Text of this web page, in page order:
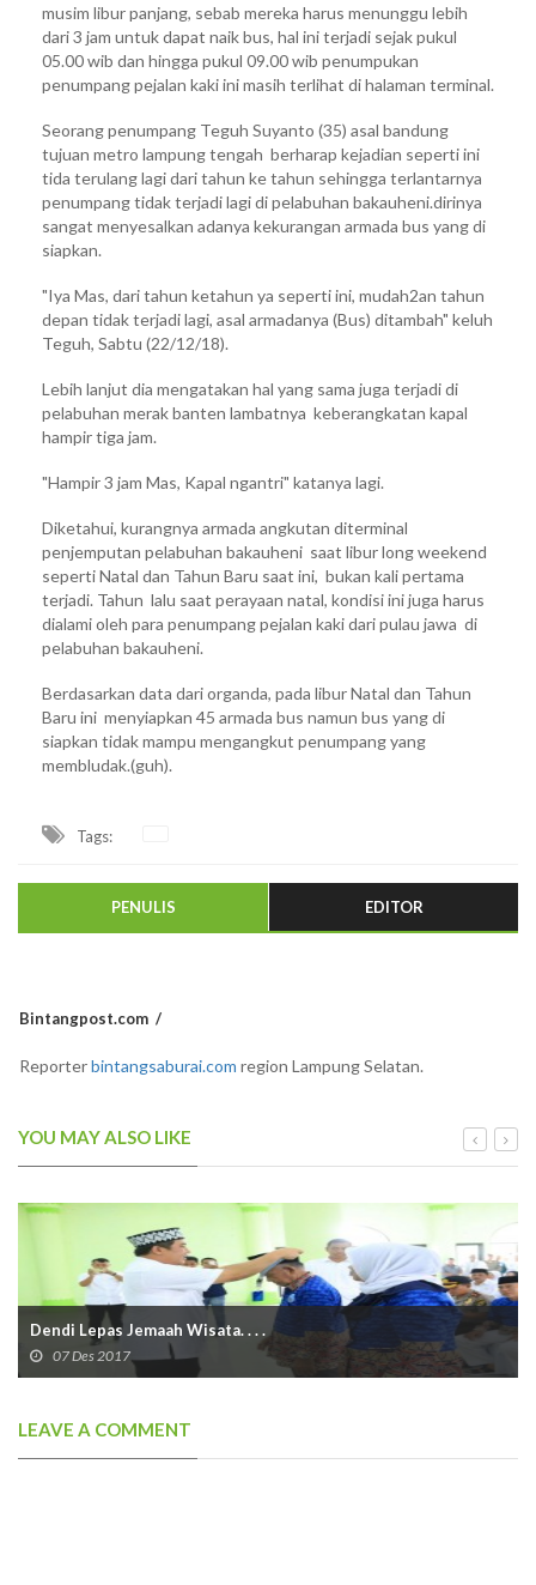
musim libur panjang, sebab mereka harus menunggu lebih
dari 3 jam untuk dapat naik bus, hal ini terjadi sejak pukul
05.00 wib dan hingga pukul 09.00 wib penumpukan
penumpang pejalan kaki ini masih terlihat di halaman terminal.
Seorang penumpang Teguh Suyanto (35) asal bandung
tujuan metro lampung tengah berharap kejadian seperti ini
tida terulang lagi dari tahun ke tahun sehingga terlantarnya
penumpang tidak terjadi lagi di pelabuhan bakauheni.dirinya
sangat menyesalkan adanya kekurangan armada bus yang di
siapkan.
"Iya Mas, dari tahun ketahun ya seperti ini, mudah2an tahun
depan tidak terjadi lagi, asal armadanya (Bus) ditambah" keluh
Teguh, Sabtu (22/12/18).
Lebih lanjut dia mengatakan hal yang sama juga terjadi di
pelabuhan merak banten lambatnya keberangkatan kapal
hampir tiga jam.
"Hampir 3 jam Mas, Kapal ngantri" katanya lagi.
Diketahui, kurangnya armada angkutan diterminal
penjemputan pelabuhan bakauheni saat libur long weekend
seperti Natal dan Tahun Baru saat ini, bukan kali pertama
terjadi. Tahun lalu saat perayaan natal, kondisi ini juga harus
dialami oleh para penumpang pejalan kaki dari pulau jawa di
pelabuhan bakauheni.
Berdasarkan data dari organda, pada libur Natal dan Tahun
Baru ini menyiapkan 45 armada bus namun bus yang di
siapkan tidak mampu mengangkut penumpang yang
membludak.(guh).
Tags:
PENULIS EDITOR
Bintangpost.com
Reporterbintangsaburai.com region Lampung Selatan.
YOU MAY ALSO LIKE
Dendi Lepas Jemaah Wisata. . . .
07 Des 2017
LEAVE A COMMENT